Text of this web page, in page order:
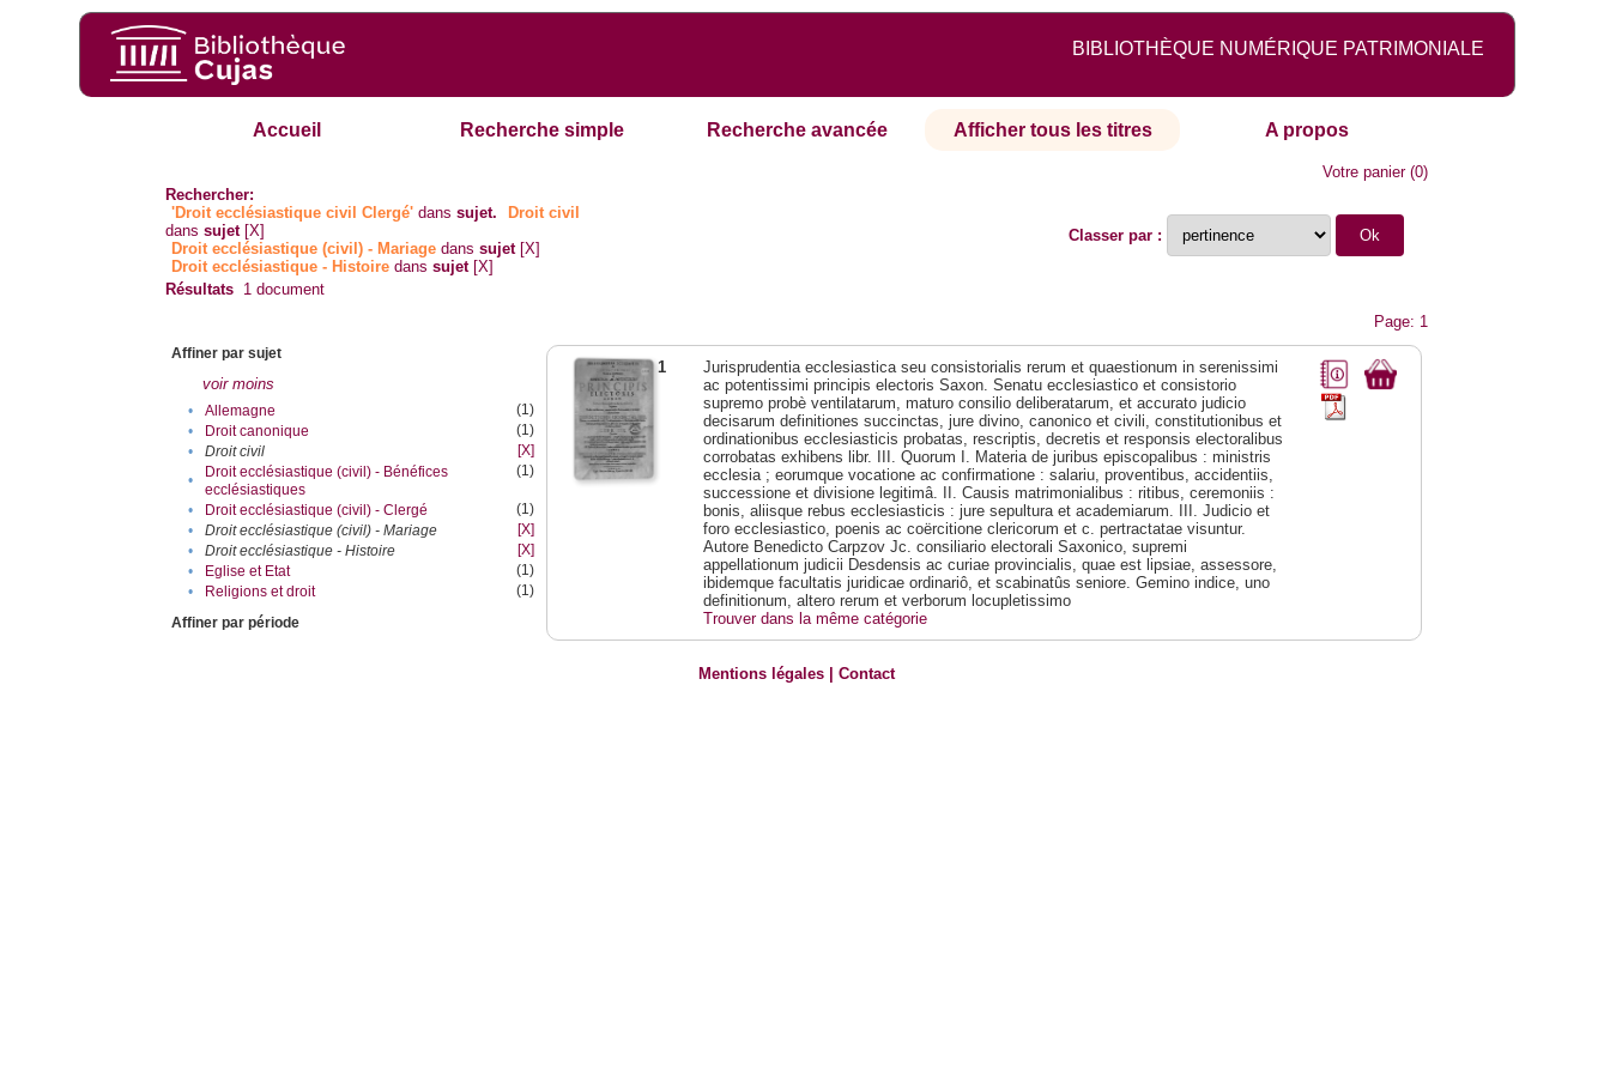
BIBLIOTHÈQUE NUMÉRIQUE PATRIMONIALE
Accueil Recherche simple Recherche avancée Afficher tous les titres A propos
Votre panier(0)
Rechercher:
'Droit ecclésiastique civil Clergé' danssujet.
Droit civil
danssujet [X]
Droit ecclésiastique (civil) - Mariage danssujet [X]
Droit ecclésiastique - Histoire danssujet [X]
Classer par :
Résultats 1 document
Page: 1
Affiner par sujet
voir moins
• Allemagne
(1)
•
Droit canonique
(1)
•
Droit civil
[X]
•
Droit ecclésiastique (civil) - Bénéfices
ecclésiastiques
(1)
• Droit ecclésiastique (civil) - Clergé
(1)
•
Droit ecclésiastique (civil) - Mariage
[X]
•
Droit ecclésiastique - Histoire
[X]
•
Eglise et Etat
(1)
•
Religions et droit
(1)
Affiner par période
1
Jurisprudentia ecclesiastica seu consistorialis rerum et quaestionum in serenissimi
ac potentissimi principis electoris Saxon. Senatu ecclesiastico et consistorio
supremo probè ventilatarum, maturo consilio deliberatarum, et accurato judicio
decisarum definitiones succinctas, jure divino, canonico et civili, constitutionibus et
ordinationibus ecclesiasticis probatas, rescriptis, decretis et responsis electoralibus
corrobatas exhibens libr. III. Quorum I. Materia de juribus episcopalibus : ministris
ecclesia ; eorumque vocatione ac confirmatione : salariu, proventibus, accidentiis,
successione et divisione legitimâ. II. Causis matrimonialibus : ritibus, ceremoniis :
bonis, aliisque rebus ecclesiasticis : jure sepultura et academiarum. III. Judicio et
foro ecclesiastico, poenis ac coërcitione clericorum et c. pertractatae visuntur.
Autore Benedicto Carpzov Jc. consiliario electorali Saxonico, supremi
appellationum judicii Desdensis ac curiae provincialis, quae est lipsiae, assessore,
ibidemque facultatis juridicae ordinariô, et scabinatûs seniore. Gemino indice, uno
definitionum, altero rerum et verborum locupletissimo
Trouver dans la même catégorie
Mentions légales |Contact